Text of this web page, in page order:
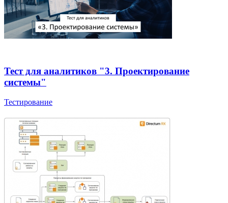
Тест для аналитиков "3. Проектирование
системы"
Тестирование